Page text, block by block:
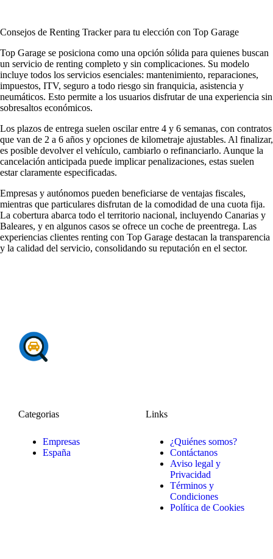
Consejos de Renting Tracker para tu elección con Top Garage
Top Garage se posiciona como una opción sólida para quienes buscan
un servicio de renting completo y sin complicaciones. Su modelo
incluye todos los servicios esenciales: mantenimiento, reparaciones,
impuestos, ITV, seguro a todo riesgo sin franquicia, asistencia y
neumáticos. Esto permite a los usuarios disfrutar de una experiencia sin
sobresaltos económicos.
Los plazos de entrega suelen oscilar entre 4 y 6 semanas, con contratos
que van de 2 a 6 años y opciones de kilometraje ajustables. Al finalizar,
es posible devolver el vehículo, cambiarlo o refinanciarlo. Aunque la
cancelación anticipada puede implicar penalizaciones, estas suelen
estar claramente especificadas.
Empresas y autónomos pueden beneficiarse de ventajas fiscales,
mientras que particulares disfrutan de la comodidad de una cuota fija.
La cobertura abarca todo el territorio nacional, incluyendo Canarias y
Baleares, y en algunos casos se ofrece un coche de preentrega. Las
experiencias clientes renting con Top Garage destacan la transparencia
y la calidad del servicio, consolidando su reputación en el sector.
Categorias
Empresas
España
Links
¿Quiénes somos?
Contáctanos
Aviso legal y
Privacidad
Términos y
Condiciones
Política de Cookies